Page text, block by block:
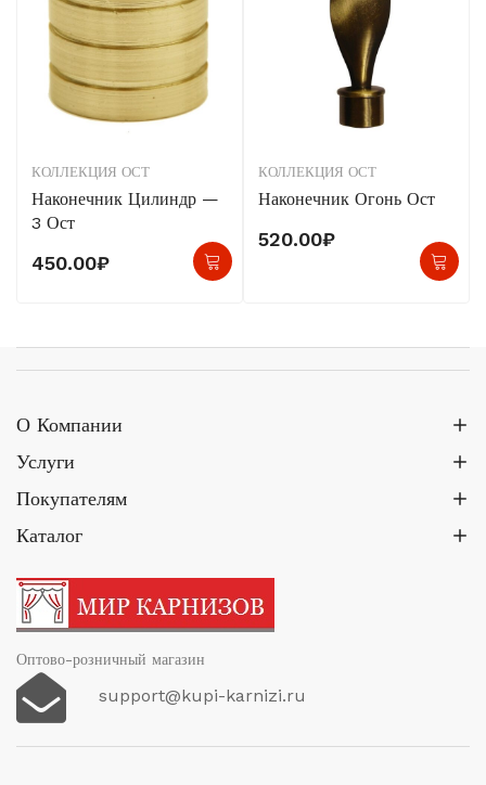
КОЛЛЕКЦИЯ ОСТ
Наконечник Цилиндр —
3 Ост
450.00₽
КОЛЛЕКЦИЯ ОСТ
Наконечник Огонь Ост
520.00₽
О Компании
Услуги
Покупателям
Каталог
Оптово-розничный магазин
support@kupi-karnizi.ru